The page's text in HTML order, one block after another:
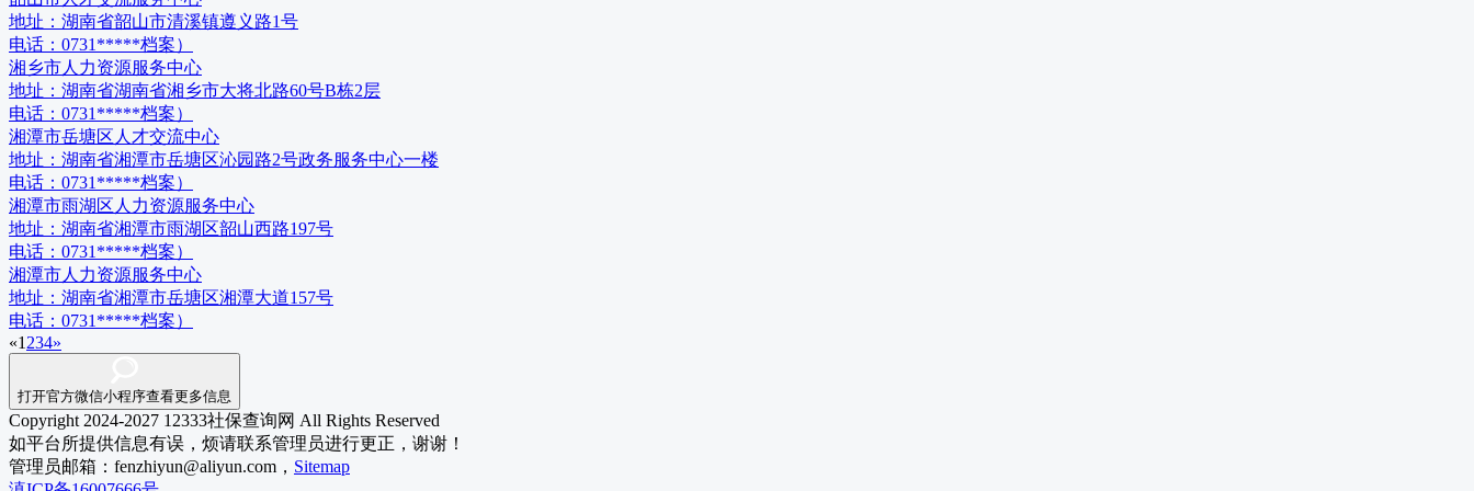
地址： 湖南省韶山市清溪镇遵义路1号
电话： 0731*****档案）
湘乡市人力资源服务中心
地址： 湖南省湖南省湘乡市大将北路60号B栋2层
电话： 0731*****档案）
湘潭市岳塘区人才交流中心
地址： 湖南省湘潭市岳塘区沁园路2号政务服务中心一楼
电话： 0731*****档案）
湘潭市雨湖区人力资源服务中心
地址： 湖南省湘潭市雨湖区韶山西路197号
电话： 0731*****档案）
湘潭市人力资源服务中心
地址： 湖南省湘潭市岳塘区湘潭大道157号
电话： 0731*****档案）
«1 234»
打开官方微信小程序查看更多信息
Copyright 2024-2027 12333社保查询网 All Rights Reserved
如平台所提供信息有误，烦请联系管理员进行更正，谢谢！
管理员邮箱：fenzhiyun@aliyun.com， Sitemap